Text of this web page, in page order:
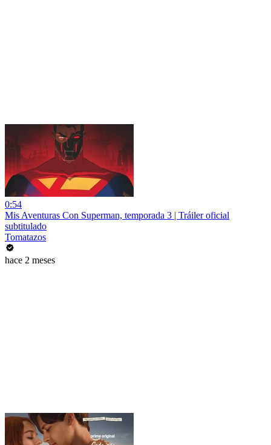
0:54
Mis Aventuras Con Superman, temporada 3 | Tráiler oficial
subtitulado
Tomatazos
hace 2 meses